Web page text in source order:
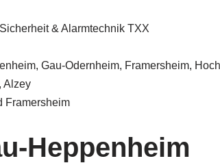
& Alarmtechnik TXX
Gau-Odernheim, Framersheim,
Alzey
Framersheim
Heppenheim